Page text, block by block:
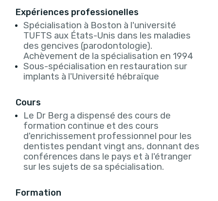
Expériences professionelles
Spécialisation à Boston à l'université
TUFTS aux États-Unis dans les maladies
des gencives (parodontologie).
Achèvement de la spécialisation en 1994
Sous-spécialisation en restauration sur
implants à l'Université hébraïque
Cours
Le Dr Berg a dispensé des cours de
formation continue et des cours
d'enrichissement professionnel pour les
dentistes pendant vingt ans, donnant des
conférences dans le pays et à l'étranger
sur les sujets de sa spécialisation.
Formation